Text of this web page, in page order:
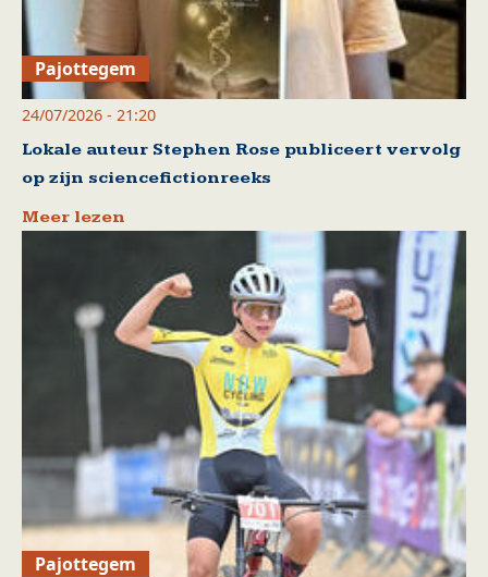
Pajottegem
24/07/2026 - 21:20
Lokale auteur Stephen Rose publiceert vervolg
op zijn sciencefictionreeks
Meer lezen
Pajottegem